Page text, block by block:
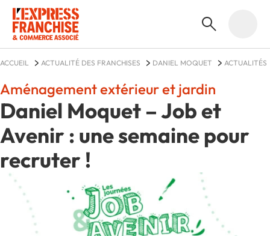
ACCUEIL ACTUALITÉ DES FRANCHISES DANIEL MOQUET ACTUALITÉS
Daniel Moquet – Job et
Avenir : une semaine pour
recruter !
Aménagement extérieur et jardin